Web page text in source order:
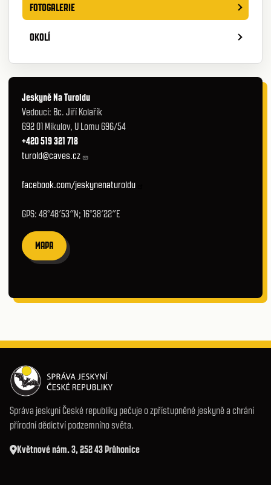
FOTOGALERIE
OKOLÍ
Jeskyně Na Turoldu
Vedoucí: Bc. Jiří Kolařík
692 01 Mikulov, U Lomu 696/54
+420 519 321 718
turold@caves.cz
facebook.com/jeskynenaturoldu
GPS: 48°48′53″N; 16°38′22″E
MAPA
Správa jeskyní České republiky pečuje o zpřístupněné jeskyně a chrání
přírodní dědictví podzemního světa.
Květnové nám. 3, 252 43 Průhonice